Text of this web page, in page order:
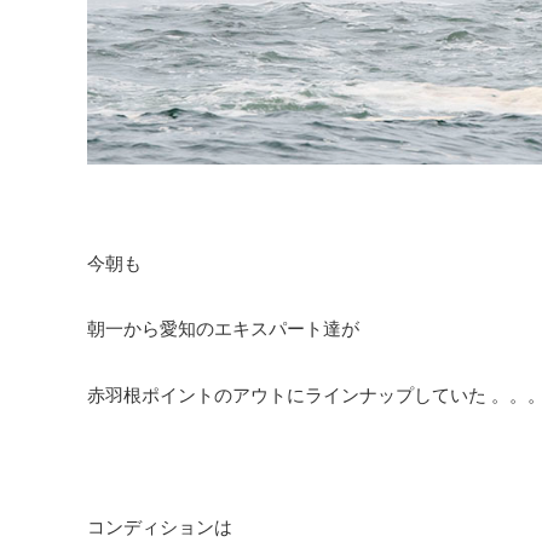
今朝も
朝一から愛知のエキスパート達が
赤羽根ポイントのアウトにラインナップしていた 。。
コンディションは